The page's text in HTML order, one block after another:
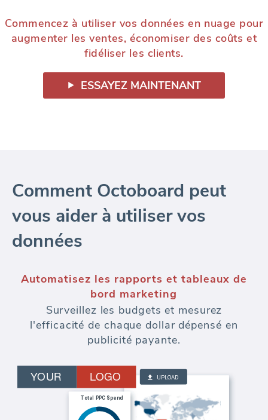
Commencez à utiliser vos données en nuage pour
augmenter les ventes, économiser des coûts et
fidéliser les clients.
ESSAYEZ MAINTENANT
Comment Octoboard peut
vous aider à utiliser vos
données
Automatisez les rapports et tableaux de
bord marketing
Surveillez les budgets et mesurez
l'efficacité de chaque dollar dépensé en
publicité payante.